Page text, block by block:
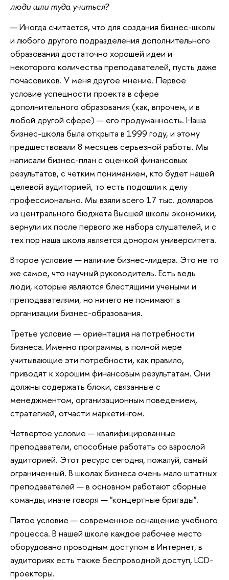
люди шли туда учиться?
— Иногда считается, что для создания бизнес-школы
и любого другого подразделения дополнительного
образования достаточно хорошей идеи и
некоторого количества преподавателей, пусть даже
почасовиков. У меня другое мнение. Первое
условие успешности проекта в сфере
дополнительного образования (как, впрочем, и в
любой другой сфере) — его продуманность. Наша
бизнес-школа была открыта в 1999 году, и этому
предшествовали 8 месяцев серьезной работы. Мы
написали бизнес-план с оценкой финансовых
результатов, с четким пониманием, кто будет нашей
целевой аудиторией, то есть подошли к делу
профессионально. Мы взяли всего 17 тыс. долларов
из центрального бюджета Высшей школы экономики,
вернули их после первого же набора слушателей, и с
тех пор наша школа является донором университета.
Второе условие — наличие бизнес-лидера. Это не то
же самое, что научный руководитель. Есть ведь
люди, которые являются блестящими учеными и
преподавателями, но ничего не понимают в
организации бизнес-образования.
Третье условие — ориентация на потребности
бизнеса. Именно программы, в полной мере
учитывающие эти потребности, как правило,
приводят к хорошим финансовым результатам. Они
должны содержать блоки, связанные с
менеджментом, организационным поведением,
стратегией, отчасти маркетингом.
Четвертое условие — квалифицированные
преподаватели, способные работать со взрослой
аудиторией. Этот ресурс сегодня, пожалуй, самый
ограниченный. В школах бизнеса очень мало штатных
преподавателей — в основном работают сборные
команды, иначе говоря — "концертные бригады".
Пятое условие — современное оснащение учебного
процесса. В нашей школе каждое рабочее место
оборудовано проводным доступом в Интернет, в
аудиториях есть также беспроводной доступ, LCD-
проекторы.